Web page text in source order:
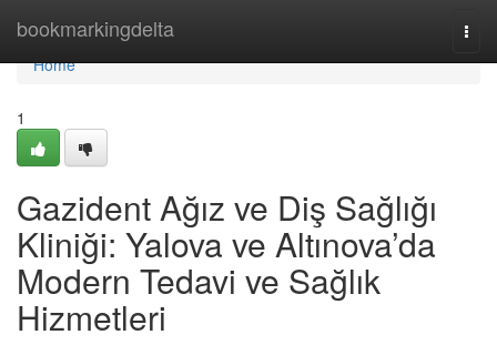
bookmarkingdelta
Home
Home
1
Gazident Ağız ve Diş Sağlığı
Kliniği: Yalova ve Altınova’da
Modern Tedavi ve Sağlık
Hizmetleri